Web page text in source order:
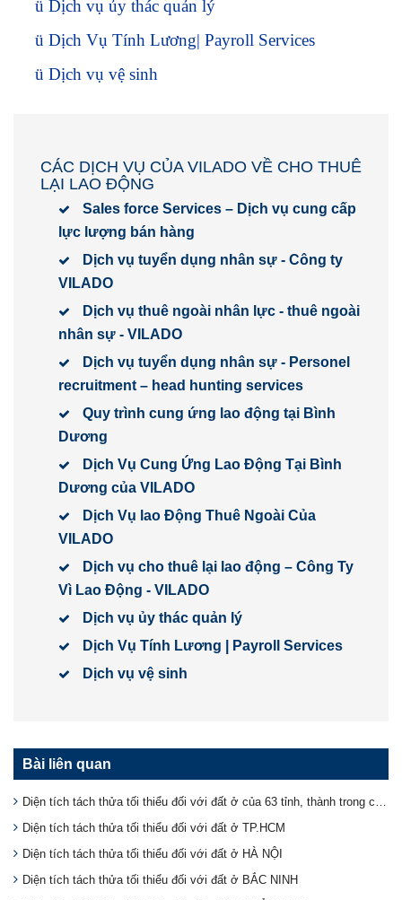
ü Dịch vụ ủy thác quản lý
ü Dịch Vụ Tính Lương| Payroll Services
ü Dịch vụ vệ sinh
CÁC DỊCH VỤ CỦA VILADO VỀ CHO THUÊ
LẠI LAO ĐỘNG
Sales force Services – Dịch vụ cung cấp
lực lượng bán hàng
Dịch vụ tuyển dụng nhân sự - Công ty
VILADO
Dịch vụ thuê ngoài nhân lực - thuê ngoài
nhân sự - VILADO
Dịch vụ tuyển dụng nhân sự - Personel
recruitment – head hunting services
Quy trình cung ứng lao động tại Bình
Dương
Dịch Vụ Cung Ứng Lao Động Tại Bình
Dương của VILADO
Dịch Vụ lao Động Thuê Ngoài Của
VILADO
Dịch vụ cho thuê lại lao động – Công Ty
Vì Lao Động - VILADO
Dịch vụ ủy thác quản lý
Dịch Vụ Tính Lương | Payroll Services
Dịch vụ vệ sinh
Bài liên quan
Diện tích tách thửa tối thiểu đối với đất ở của 63 tỉnh, thành trong cả nước
Diện tích tách thửa tối thiểu đối với đất ở TP.HCM
Diện tích tách thửa tối thiểu đối với đất ở HÀ NỘI
Diện tích tách thửa tối thiểu đối với đất ở BẮC NINH